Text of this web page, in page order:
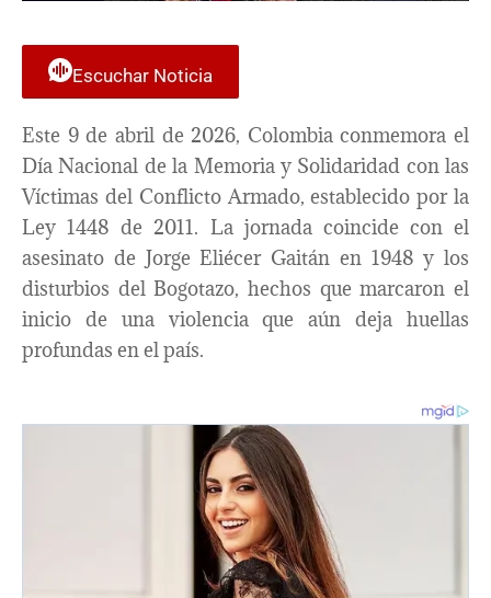
Escuchar Noticia
Este 9 de abril de 2026, Colombia conmemora el
Día Nacional de la Memoria y Solidaridad con las
Víctimas del Conflicto Armado, establecido por la
Ley 1448 de 2011. La jornada coincide con el
asesinato de Jorge Eliécer Gaitán en 1948 y los
disturbios del Bogotazo, hechos que marcaron el
inicio de una violencia que aún deja huellas
profundas en el país.